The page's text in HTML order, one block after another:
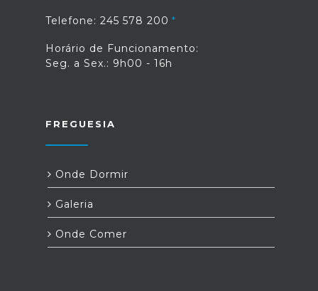
Telefone: 245 578 200
Horário de Funcionamento:
Seg. a Sex.: 9h00 - 16h
FREGUESIA
Onde Dormir
Galeria
Onde Comer